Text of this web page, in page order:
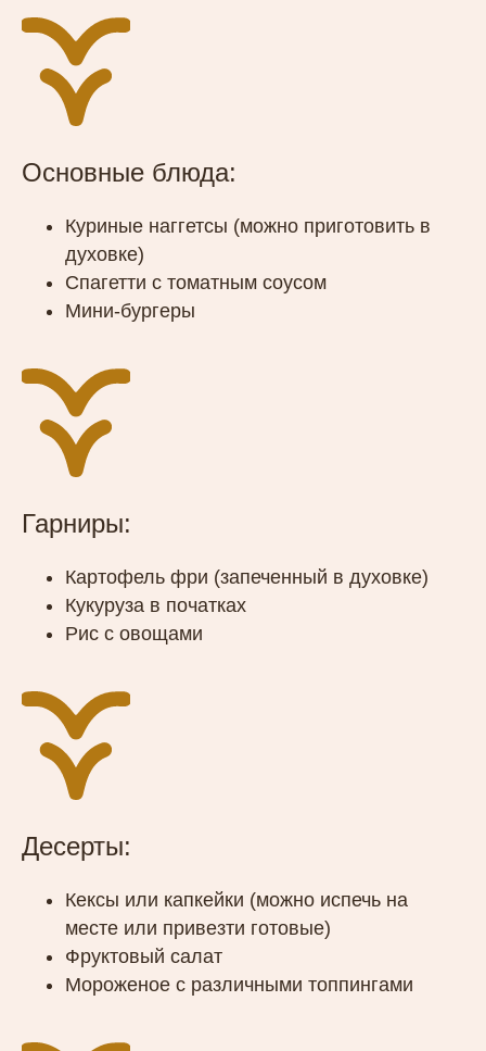
Основные блюда:
Куриные наггетсы (можно приготовить в
духовке)
Спагетти с томатным соусом
Мини-бургеры
Гарниры:
Картофель фри (запеченный в духовке)
Кукуруза в початках
Рис с овощами
Десерты:
Кексы или капкейки (можно испечь на
месте или привезти готовые)
Фруктовый салат
Мороженое с различными топпингами